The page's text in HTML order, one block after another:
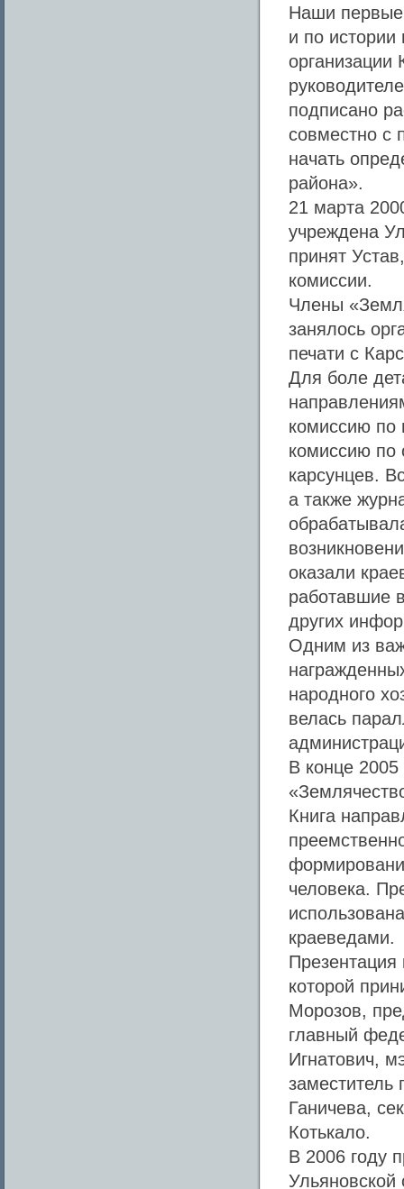
Наши первые
и по истории
организации
подписано
совместно с
начать
района».
21 марта
учреждена
принят
комиссии.
Члены
занялось
печати с
Для боле
комиссию по
комиссию по
карсунцев.
а также
оказали
работавшие
других
Одним из
народного
велась
В конце 2005
Книга
человека.
краеведами.
Презентация
которой
Морозов,
главный
Игнатович,
заместитель
Ганичева,
Котькало.
В 2006 году
Ульяновской